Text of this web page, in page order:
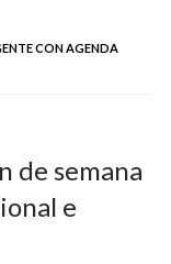
CON AGENDA
de semana
e